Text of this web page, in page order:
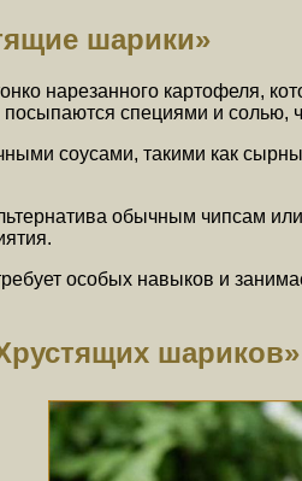
шарики»
нарезанного картофеля,
специями и солью,
соусами, такими как
обычным чипсам
особых навыков и
шариков»